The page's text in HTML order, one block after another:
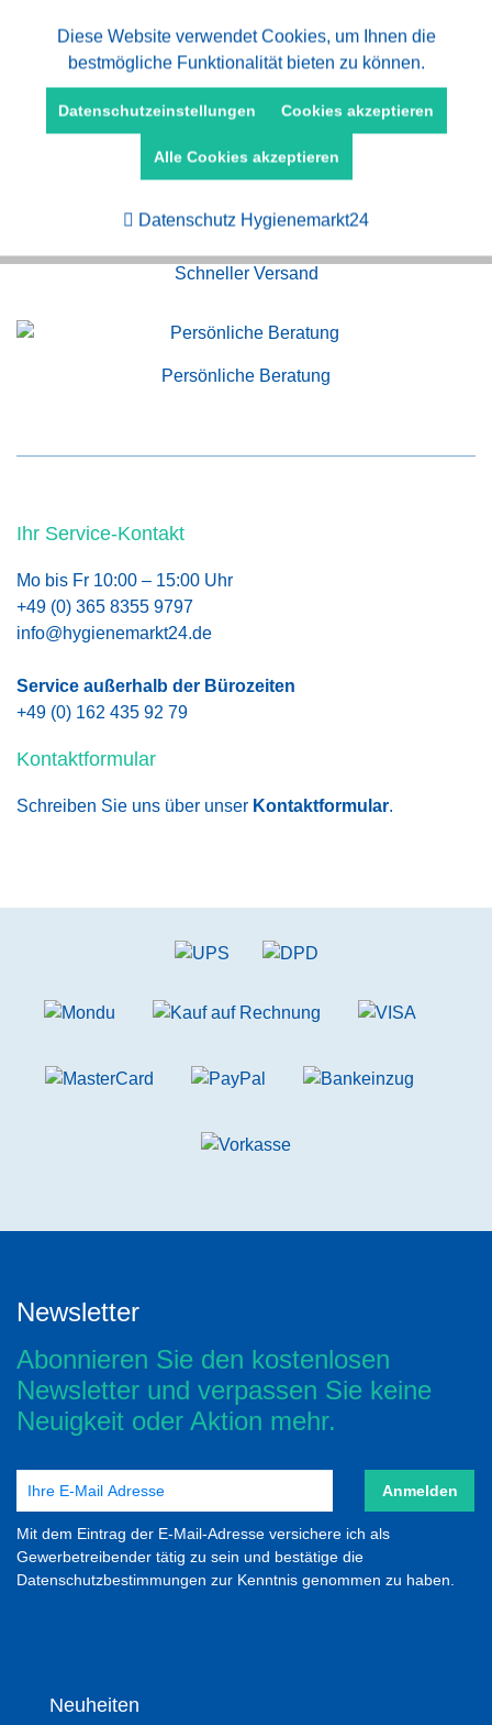
Kauf auf Rechnung
Schneller Versand
Persönliche Beratung
Ihr Service-Kontakt
Mo bis Fr 10:00 – 15:00 Uhr
+49 (0) 365 8355 9797
info@hygienemarkt24.de
Service außerhalb der Bürozeiten
+49 (0) 162 435 92 79
Kontaktformular
Schreiben Sie uns über unser Kontaktformular.
Newsletter
Abonnieren Sie den kostenlosen
Newsletter und verpassen Sie keine
Neuigkeit oder Aktion mehr.
Anmelden
Mit dem Eintrag der E-Mail-Adresse versichere ich als
Gewerbetreibender tätig zu sein und bestätige die
Datenschutzbestimmungen zur Kenntnis genommen zu haben.
Neuheiten
Funktionale Aktiv
Marketing Aktiv
Aktiv
Diese Website verwendet Cookies, um Ihnen die
bestmögliche Funktionalität bieten zu können.
Datenschutzeinstellungen Cookies akzeptieren
Alle Cookies akzeptieren
Datenschutz Hygienemarkt24